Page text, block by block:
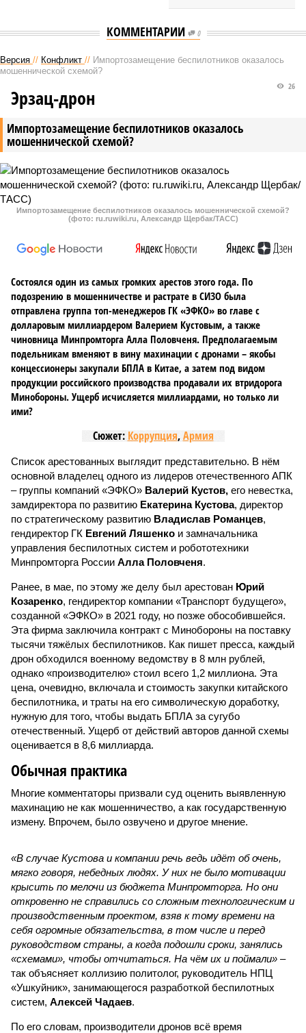
КОММЕНТАРИИ 0
Версия // Конфликт // Импортозамещение беспилотников оказалось
мошеннической схемой?
Импортозамещение беспилотников оказалось
мошеннической схемой?
26
Эрзац-дрон
Импортозамещение беспилотников оказалось мошеннической схемой?
(фото: ru.ruwiki.ru, Александр Щербак/ТАСС)
Состоялся один из самых громких арестов этого года. По
подозрению в мошенничестве и растрате в СИЗО была
отправлена группа топ-менеджеров ГК «ЭФКО» во главе с
долларовым миллиардером Валерием Кустовым, а также
чиновница Минпромторга Алла Половченя. Предполагаемым
подельникам вменяют в вину махинации с дронами – якобы
концессионеры закупали БПЛА в Китае, а затем под видом
продукции российского производства продавали их втридорога
Минобороны. Ущерб исчисляется миллиардами, но только ли
ими?
Сюжет: Коррупция,Армия
Список арестованных выглядит представительно. В нём
основной владелец одного из лидеров отечественного АПК
– группы компаний «ЭФКО» Валерий Кустов, его невестка,
замдиректора по развитию Екатерина Кустова, директор
по стратегическому развитию Владислав Романцев,
гендиректор ГК Евгений Ляшенко и замначальника
управления беспилотных систем и робототехники
Минпромторга России Алла Половченя.
Ранее, в мае, по этому же делу был арестован Юрий
Козаренко, гендиректор компании «Транспорт будущего»,
созданной «ЭФКО» в 2021 году, но позже обособившейся.
Эта фирма заключила контракт с Минобороны на поставку
тысячи тяжёлых беспилотников. Как пишет пресса, каждый
дрон обходился военному ведомству в 8 млн рублей,
однако «производителю» стоил всего 1,2 миллиона. Эта
цена, очевидно, включала и стоимость закупки китайского
беспилотника, и траты на его символическую доработку,
нужную для того, чтобы выдать БПЛА за сугубо
отечественный. Ущерб от действий авторов данной схемы
оценивается в 8,6 миллиарда.
Обычная практика
Многие комментаторы призвали суд оценить выявленную
махинацию не как мошенничество, а как государственную
измену. Впрочем, было озвучено и другое мнение.
«В случае Кустова и компании речь ведь идёт об очень,
мягко говоря, небедных людях. У них не было мотивации
крысить по мелочи из бюджета Минпромторга. Но они
откровенно не справились со сложным технологическим и
производственным проектом, взяв к тому времени на
себя огромные обязательства, в том числе и перед
руководством страны, а когда подошли сроки, занялись
«схемами», чтобы отчитаться. На чём их и поймали» –
так объясняет коллизию политолог, руководитель НПЦ
«Ушкуйник», занимающегося разработкой беспилотных
систем, Алексей Чадаев.
По его словам, производители дронов всё время